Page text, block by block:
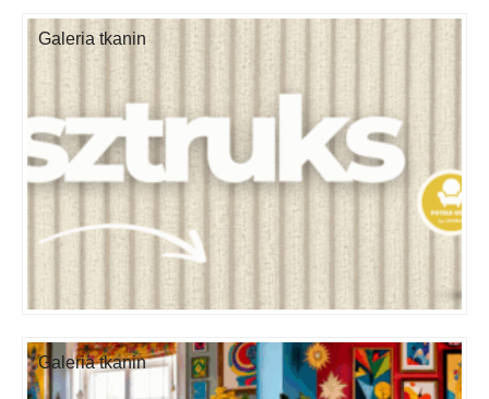
Galeria tkanin
Galeria tkanin